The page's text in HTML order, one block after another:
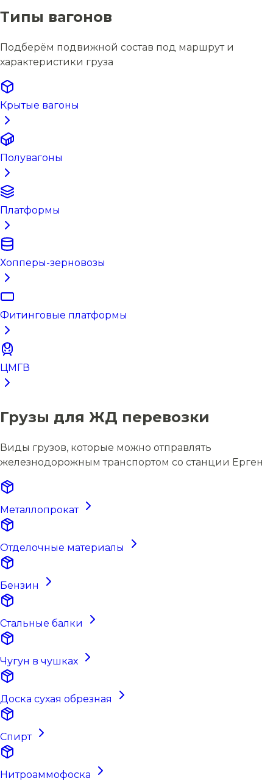
Типы вагонов
Подберём подвижной состав под маршрут и
характеристики груза
Крытые вагоны
Полувагоны
Платформы
Хопперы-зерновозы
Фитинговые платформы
ЦМГВ
Грузы для ЖД перевозки
Виды грузов, которые можно отправлять
железнодорожным транспортом со станции Ерген
Металлопрокат
Отделочные материалы
Бензин
Стальные балки
Чугун в чушках
Доска сухая обрезная
Спирт
Нитроаммофоска